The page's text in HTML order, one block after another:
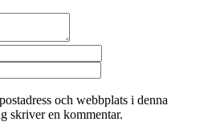
och webbplats i denna
skriver en kommentar.